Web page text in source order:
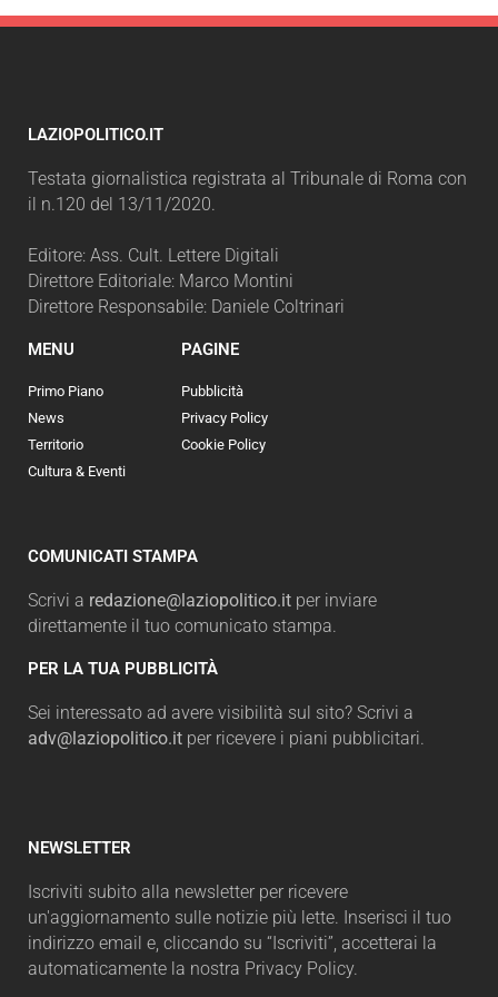
LAZIOPOLITICO.IT
Testata giornalistica registrata al Tribunale di Roma con
il n.120 del 13/11/2020.
Editore: Ass. Cult. Lettere Digitali
Direttore Editoriale: Marco Montini
Direttore Responsabile: Daniele Coltrinari
MENU
Primo Piano
News
Territorio
Cultura & Eventi
PAGINE
Pubblicità
Privacy Policy
Cookie Policy
COMUNICATI STAMPA
Scrivi a redazione@laziopolitico.it per inviare
direttamente il tuo comunicato stampa.
PER LA TUA PUBBLICITÀ
Sei interessato ad avere visibilità sul sito? Scrivi a
adv@laziopolitico.it per ricevere i piani pubblicitari.
NEWSLETTER
Iscriviti subito alla newsletter per ricevere
un'aggiornamento sulle notizie più lette. Inserisci il tuo
indirizzo email e, cliccando su “Iscriviti”, accetterai la
automaticamente la nostra Privacy Policy.